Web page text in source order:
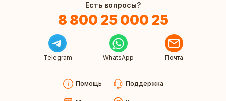
Есть вопросы?
8 800 25 000 25
Telegram WhatsApp Почта
Помощь Поддержка